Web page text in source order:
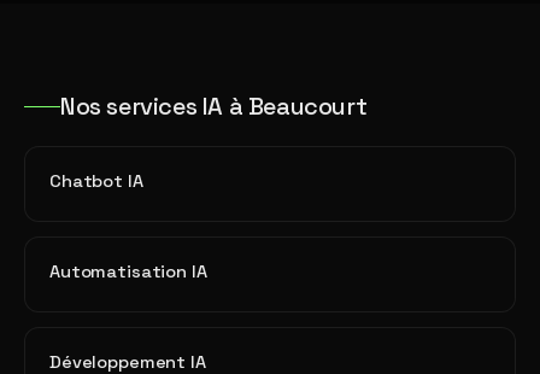
Nos services IA à Beaucourt
Chatbot IA
Automatisation IA
Développement IA